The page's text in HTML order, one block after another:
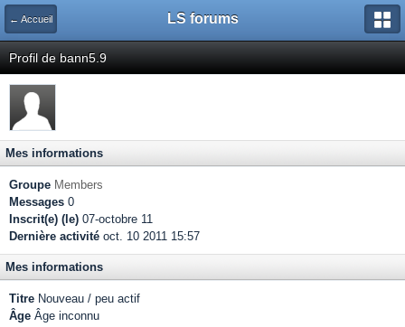
← Accueil LS forums
Profil de bann5.9
Mes informations
Groupe Members
Messages 0
Inscrit(e) (le) 07-octobre 11
Dernière activité oct. 10 2011 15:57
Mes informations
Titre Nouveau / peu actif
Âge Âge inconnu